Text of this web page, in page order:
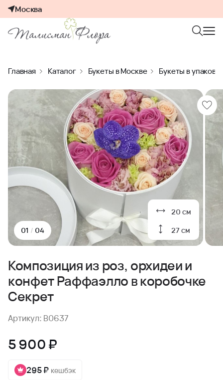
Москва
Главная Каталог Букеты в Москве Букеты в
20 см
27 см
01 / 04
Композиция из роз, орхидеи и
конфет Раффаэлло в коробочке
Секрет
Артикул: B0637
5 900 ₽
295 ₽ кешбэк